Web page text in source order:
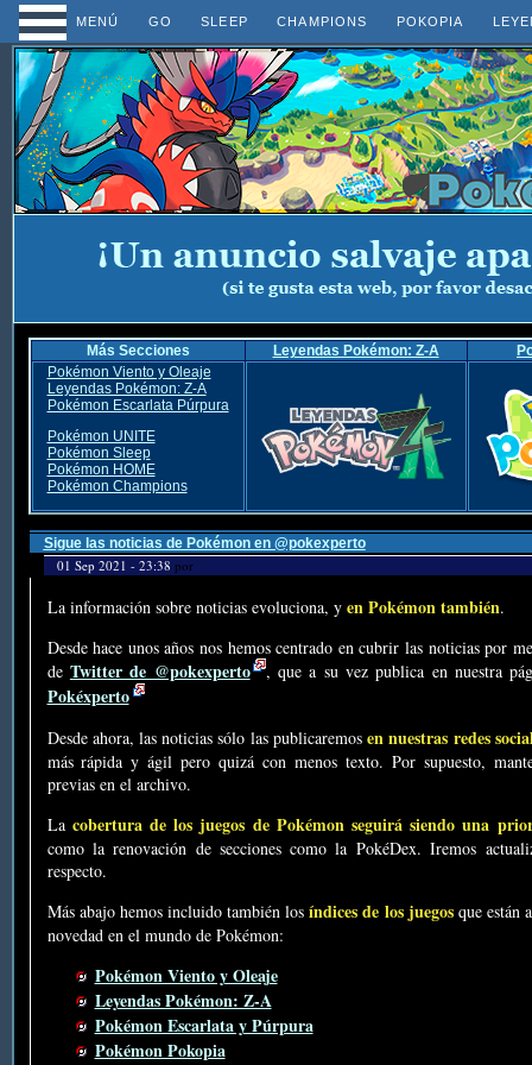
MENÚ GO SLEEP CHAMPIONS POKOPIA
Más Secciones Leyendas Pokémon: Z-A
Pokémon Viento y Oleaje
Leyendas Pokémon: Z-A
Pokémon Escarlata Púrpura
Pokémon UNITE
Pokémon Sleep
Pokémon HOME
Pokémon Champions
Sigue las noticias de Pokémon en @pokexperto
01 Sep 2021 - 23:38 por
La información sobre noticias evoluciona, y en Pokémon también.
Desde hace unos años nos hemos centrado en cubrir las noticias por
de Twitter de @pokexperto , que a su vez publica en nuestra
Pokéxperto
Desde ahora, las noticias sólo las publicaremosen nuestras redes
más rápida y ágil pero quizá con menos texto. Por supuesto,
previas en el archivo.
La cobertura de los juegos de Pokémon seguirá siendo una
como la renovación de secciones como la PokéDex. Iremos
respecto.
Más abajo hemos incluido también losíndices de los juegosque están
novedad en el mundo de Pokémon:
Pokémon Viento y Oleaje
Leyendas Pokémon: Z-A
Pokémon Escarlata y Púrpura
Pokémon Pokopia